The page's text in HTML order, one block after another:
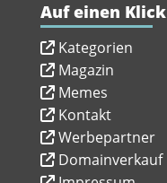
Auf einen Klick
Kategorien
Magazin
Memes
Kontakt
Werbepartner
Domainverkauf